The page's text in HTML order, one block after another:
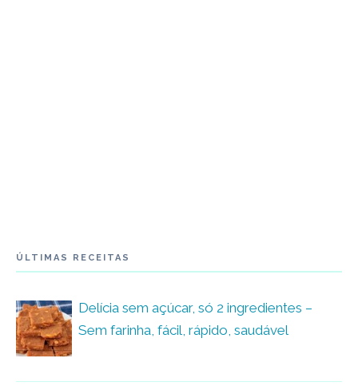
ÚLTIMAS RECEITAS
Delícia sem açúcar, só 2 ingredientes –
Sem farinha, fácil, rápido, saudável